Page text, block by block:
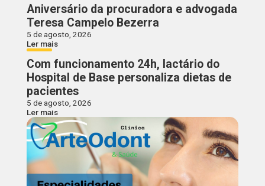
Aniversário da procuradora e advogada
Teresa Campelo Bezerra
5 de agosto, 2026
Ler mais
Com funcionamento 24h, lactário do
Hospital de Base personaliza dietas de
pacientes
5 de agosto, 2026
Ler mais